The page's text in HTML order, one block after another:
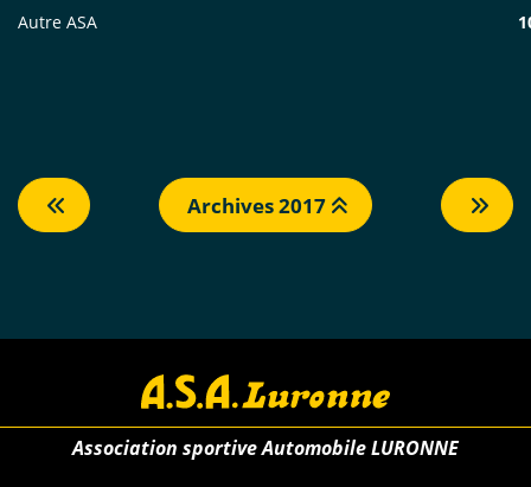
Autre ASA
Archives 2017
Association sportive Automobile LURONNE